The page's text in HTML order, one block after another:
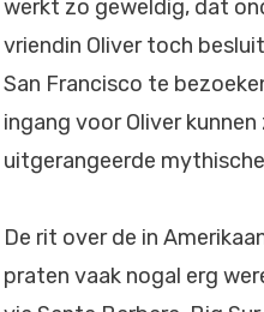
werkt zo geweldig, dat
vriendin Oliver toch
San Francisco te
ingang voor Oliver
uitgerangeerde
De rit over de in
praten vaak nogal erg